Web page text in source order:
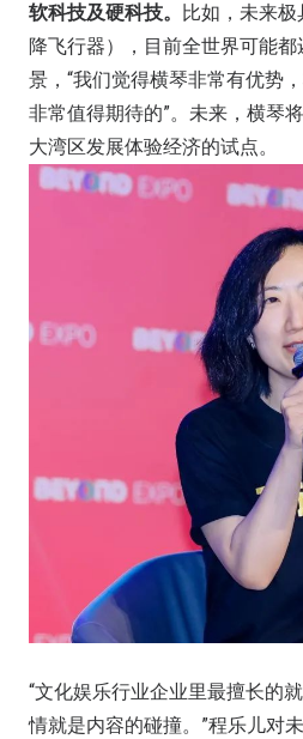
软科技及硬科技。
比如，未来
降飞行器），目前全世界可能
景，“我们觉得横琴非常有优势
非常值得期待的”。未来，横琴
大湾区发展体验经济的试点。
“文化娱乐行业企业里最擅长的
情就是内容的碰撞。”程乐儿对